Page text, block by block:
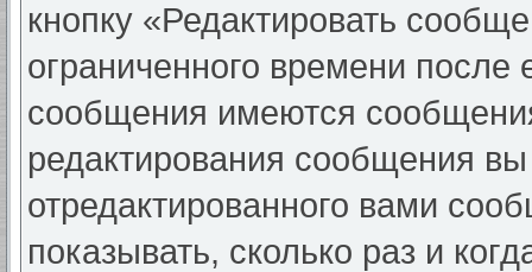
кнопку «Редактировать
ограниченного времени
сообщения имеются
редактирования сообщения
отредактированного вами
показывать, сколько раз и